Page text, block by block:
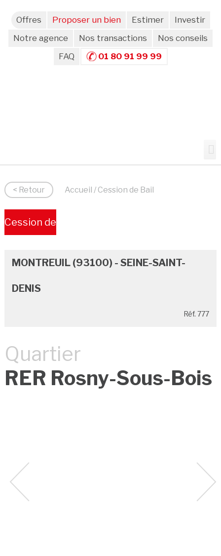
Offres Proposer un bien Estimer
Investir
Notre agence
Nos transactions
Nos conseils
FAQ
01 80 91 99 99
< Retour Accueil / Cession de Bail
Cession de
MONTREUIL (93100) - SEINE-SAINT-
DENIS
Réf. 777
Quartier
RER Rosny-Sous-Bois